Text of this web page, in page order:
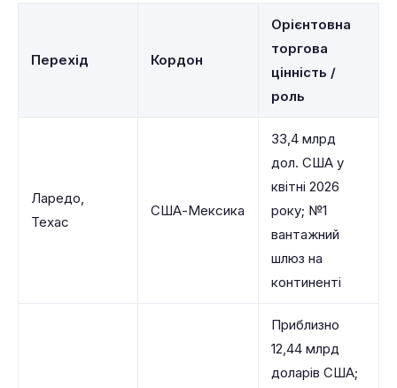
Перехід Кордон
Орієнтовна
торгова
цінність /
роль
Ларедо,
Техас
США-Мексика
33,4 млрд
дол. США у
квітні 2026
року; №1
вантажний
шлюз на
континенті
Приблизно
12,44 млрд
доларів США;